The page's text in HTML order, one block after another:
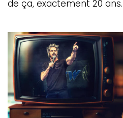
de ça, exactement 20 ans.